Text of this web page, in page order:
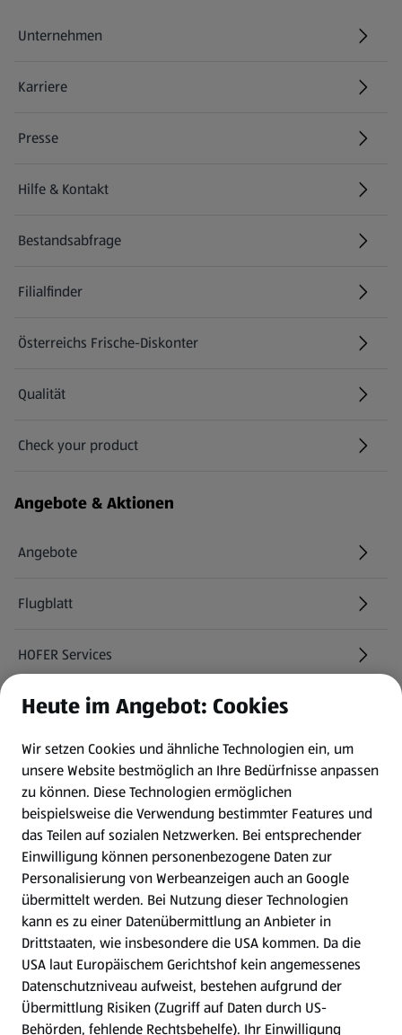
Unternehmen
Karriere
(öffnet in einem neuen Tab)
Presse
Hilfe & Kontakt
(öffnet in einem neuen Tab)
Bestandsabfrage
(öffnet in einem neuen Tab)
Filialfinder
Österreichs Frische-Diskonter
Qualität
Check your product
(öffnet in einem neuen Tab)
Angebote & Aktionen
Angebote
Flugblatt
HOFER Services
Newsletter
WhatsApp
Gewinnspiele
Mein HOFER. Meine Einkäufe.
Meine Meinung. Mein HOFER.
Gutscheingroßbestellung
(öffnet in einem neuen Tab)
Folge uns hier:
Heute im Angebot: Cookies
Wir setzen Cookies und ähnliche Technologien ein, um
unsere Website bestmöglich an Ihre Bedürfnisse anpassen
zu können. Diese Technologien ermöglichen
beispielsweise die Verwendung bestimmter Features und
das Teilen auf sozialen Netzwerken. Bei entsprechender
Einwilligung können personenbezogene Daten zur
Personalisierung von Werbeanzeigen auch an Google
übermittelt werden. Bei Nutzung dieser Technologien
kann es zu einer Datenübermittlung an Anbieter in
Drittstaaten, wie insbesondere die USA kommen. Da die
USA laut Europäischem Gerichtshof kein angemessenes
Datenschutzniveau aufweist, bestehen aufgrund der
Übermittlung Risiken (Zugriff auf Daten durch US-
Behörden, fehlende Rechtsbehelfe). Ihr Einwilligung